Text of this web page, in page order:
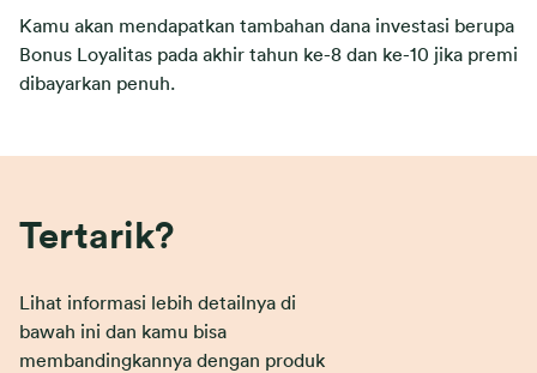
Kamu akan mendapatkan tambahan dana investasi berupa
Bonus Loyalitas pada akhir tahun ke-8 dan ke-10 jika premi
dibayarkan penuh.
Tertarik?
Lihat informasi lebih detailnya di
bawah ini dan kamu bisa
membandingkannya dengan produk